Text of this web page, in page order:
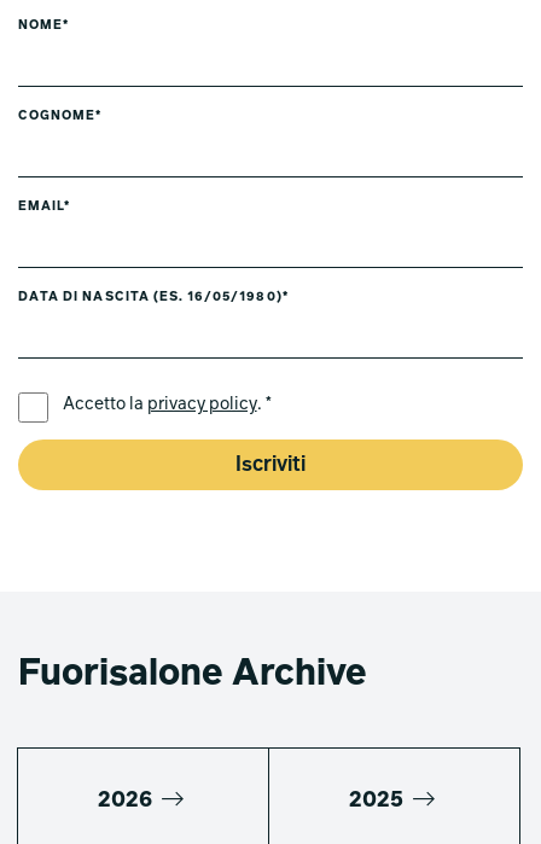
NOME*
COGNOME*
EMAIL*
DATA DI NASCITA (ES. 16/05/1980)*
Accetto la privacy policy. *
Iscriviti
Fuorisalone Archive
2026 2025